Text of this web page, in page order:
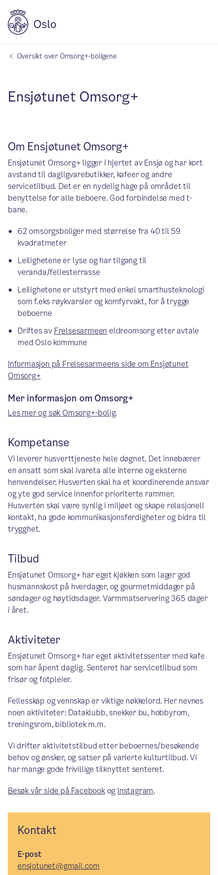
Oversikt over Omsorg+-boligene
Ensjøtunet Omsorg+
Om Ensjøtunet Omsorg+
Ensjøtunet Omsorg+ ligger i hjertet av Ensjø og har kort
avstand til dagligvarebutikker, kafeer og andre
servicetilbud. Det er en nydelig hage på området til
benyttelse for alle beboere. God forbindelse med t-
bane.
62 omsorgsboliger med størrelse fra 40 til 59
kvadratmeter
Leilighetene er lyse og har tilgang til
veranda/fellesterrasse
Leilighetene er utstyrt med enkel smarthusteknologi
som f.eks røykvarsler og komfyrvakt, for å trygge
beboerne
Driftes av Frelsesarmeen eldreomsorg etter avtale
med Oslo kommune
Informasjon på Frelsesarmeens side om Ensjøtunet
Omsorg+
Mer informasjon om Omsorg+
Les mer og søk Omsorg+-bolig.
Kompetanse
Vi leverer husverttjeneste hele døgnet. Det innebærer
en ansatt som skal ivareta alle interne og eksterne
henvendelser. Husverten skal ha et koordinerende ansvar
og yte god service innenfor prioriterte rammer.
Husverten skal være synlig i miljøet og skape relasjonell
kontakt, ha gode kommunikasjonsferdigheter og bidra til
trygghet.
Tilbud
Ensjøtunet Omsorg+ har eget kjøkken som lager god
husmannskost på hverdager, og gourmetmiddager på
søndager og høytidsdager. Varmmatservering 365 dager
i året.
Aktiviteter
Ensjøtunet Omsorg+ har eget aktivitetssenter med kafe
som har åpent daglig. Senteret har servicetilbud som
frisør og fotpleier.
Fellesskap og vennskap er viktige nøkkelord. Her nevnes
noen aktiviteter: Dataklubb, snekker bu, hobbyrom,
treningsrom, bibliotek m.m.
Vi drifter aktivitetstilbud etter beboernes/besøkende
behov og ønsker, og satser på varierte kulturtilbud. Vi
har mange gode frivillige tilknyttet senteret.
Besøk vår side på Facebookog Instagram.
Kontakt
E-post
ensjotunet@gmail.com